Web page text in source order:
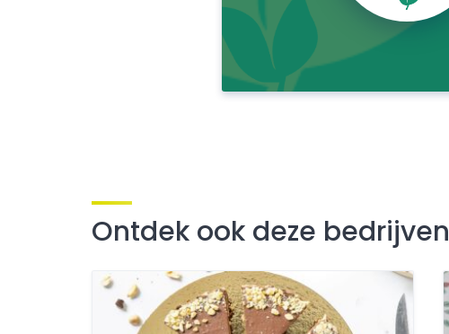
Ontdek ook deze bedrijven